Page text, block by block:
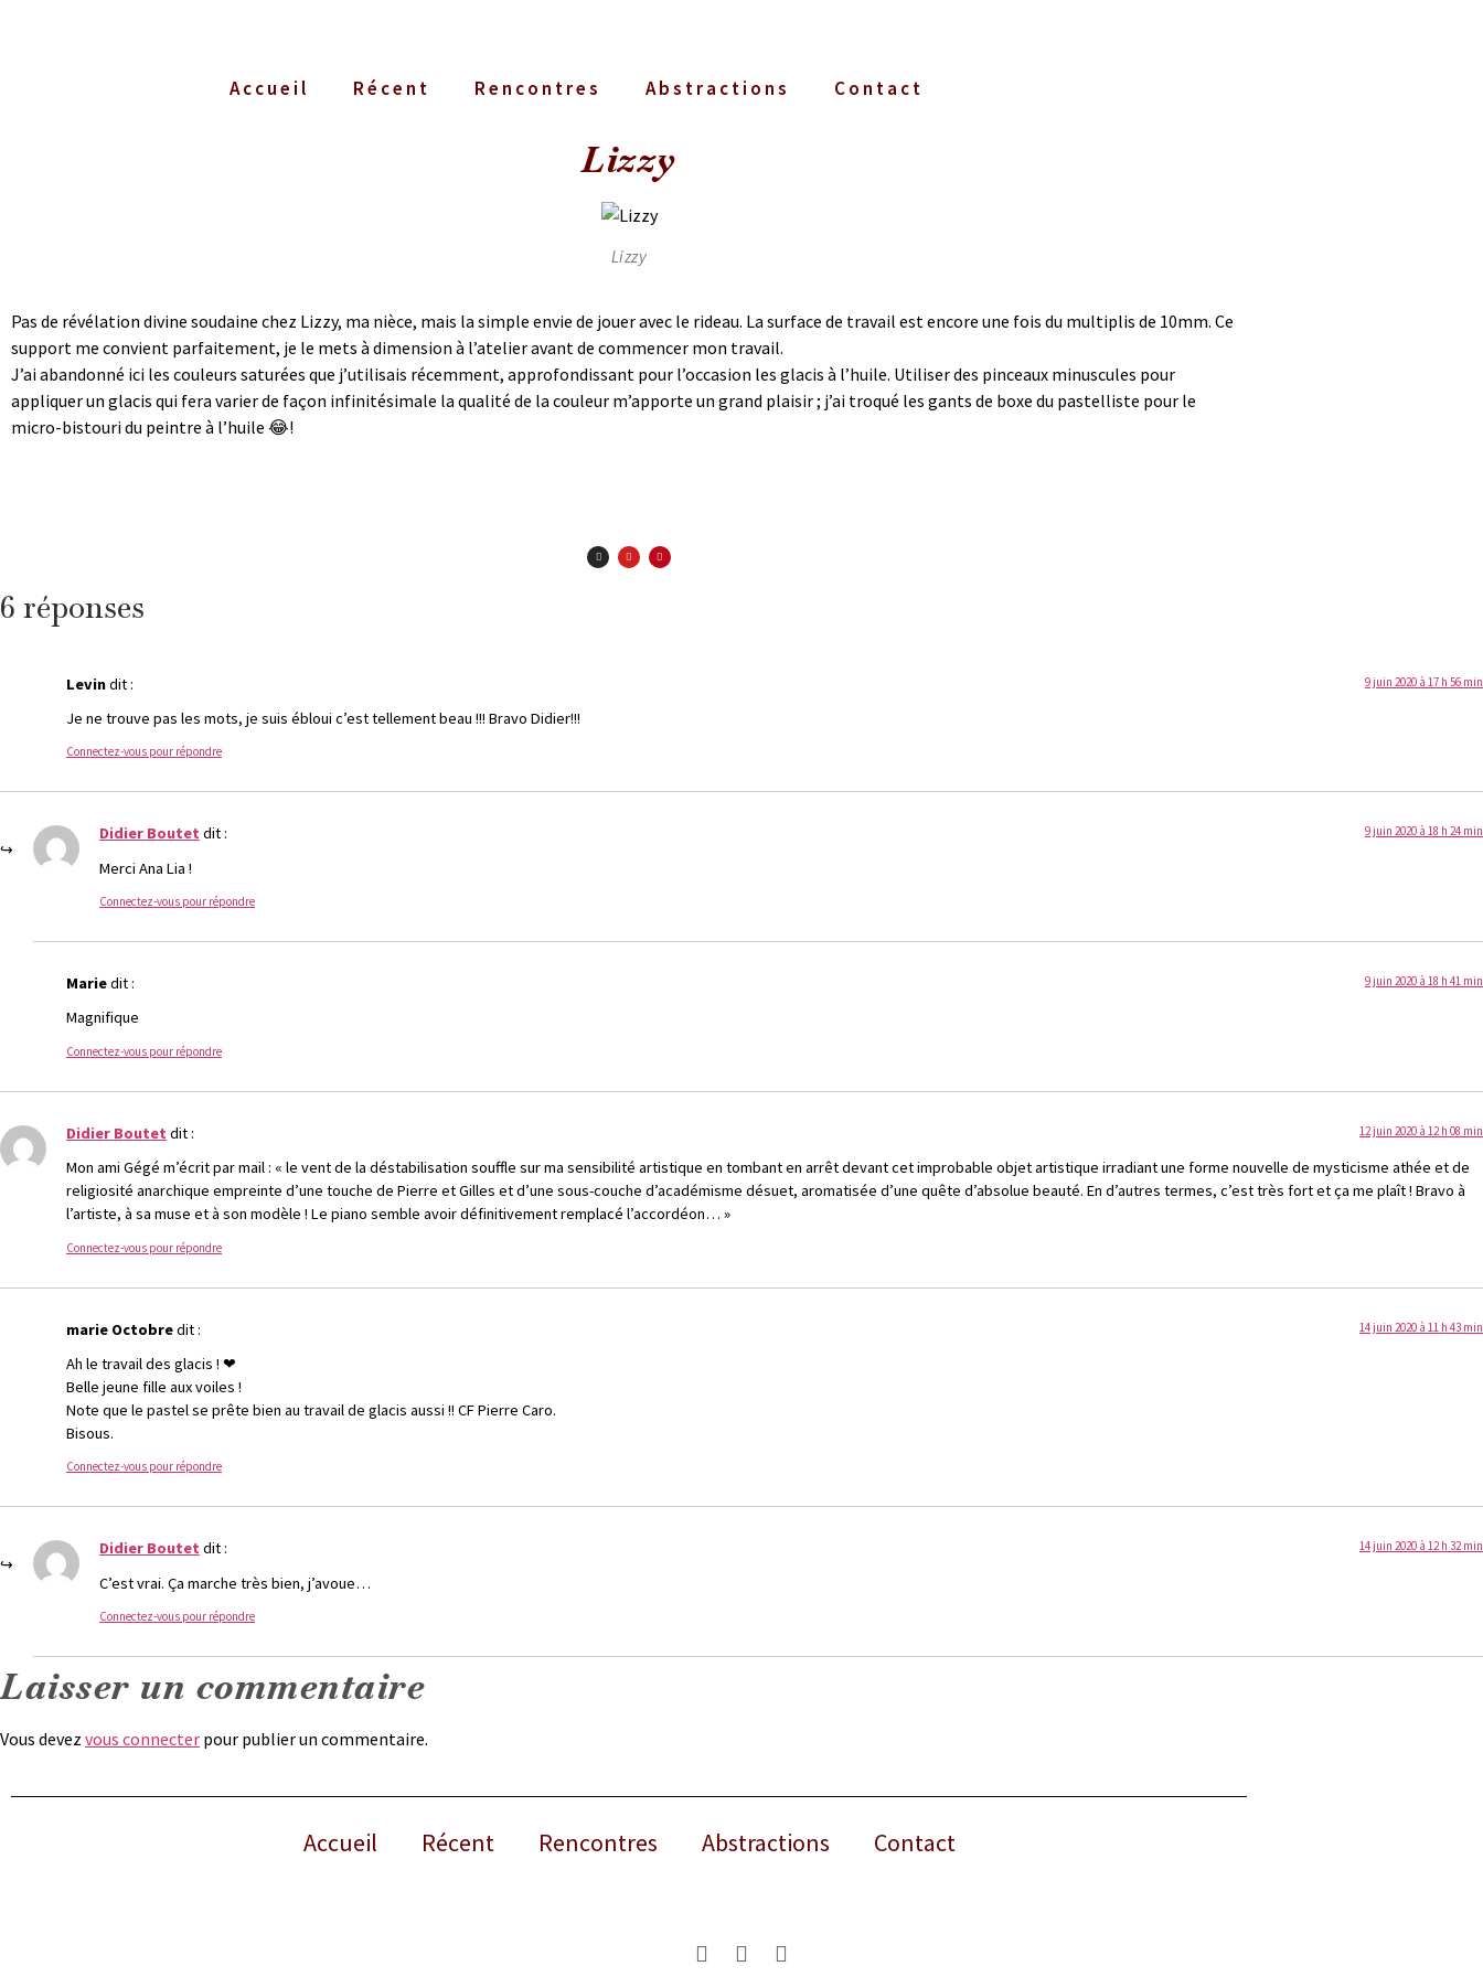
Accueil Récent Rencontres Abstractions Contact
Lizzy
Lizzy
Pas de révélation divine soudaine chez Lizzy, ma nièce, mais la simple envie de jouer avec le rideau. La surface de travail est encore une fois du multiplis de 10mm. Ce
support me convient parfaitement, je le mets à dimension à l’atelier avant de commencer mon travail.
J’ai abandonné ici les couleurs saturées que j’utilisais récemment, approfondissant pour l’occasion les glacis à l’huile. Utiliser des pinceaux minuscules pour
appliquer un glacis qui fera varier de façon infinitésimale la qualité de la couleur m’apporte un grand plaisir ; j’ai troqué les gants de boxe du pastelliste pour le
micro-bistouri du peintre à l’huile 😂!
6 réponses
Levindit : 9 juin 2020 à 17 h 56 min
Je ne trouve pas les mots, je suis ébloui c’est tellement beau !!! Bravo Didier!!!
Connectez-vous pour répondre
Didier Boutet dit : 9 juin 2020 à 18 h 24 min
Merci Ana Lia !
Connectez-vous pour répondre
Mariedit : 9 juin 2020 à 18 h 41 min
Magnifique
Connectez-vous pour répondre
Didier Boutet dit : 12 juin 2020 à 12 h 08 min
Mon ami Gégé m’écrit par mail : « le vent de la déstabilisation souffle sur ma sensibilité artistique en tombant en arrêt devant cet improbable objet artistique irradiant une forme nouvelle de mysticisme athée et de
religiosité anarchique empreinte d’une touche de Pierre et Gilles et d’une sous-couche d’académisme désuet, aromatisée d’une quête d’absolue beauté. En d’autres termes, c’est très fort et ça me plaît ! Bravo à
l’artiste, à sa muse et à son modèle ! Le piano semble avoir définitivement remplacé l’accordéon… »
Connectez-vous pour répondre
marie Octobredit : 14 juin 2020 à 11 h 43 min
Ah le travail des glacis ! ❤
Belle jeune fille aux voiles !
Note que le pastel se prête bien au travail de glacis aussi !! CF Pierre Caro.
Bisous.
Connectez-vous pour répondre
Didier Boutet dit : 14 juin 2020 à 12 h 32 min
C’est vrai. Ça marche très bien, j’avoue…
Connectez-vous pour répondre
Laisser un commentaire
Vous devez vous connecter pour publier un commentaire.
Accueil Récent Rencontres Abstractions Contact